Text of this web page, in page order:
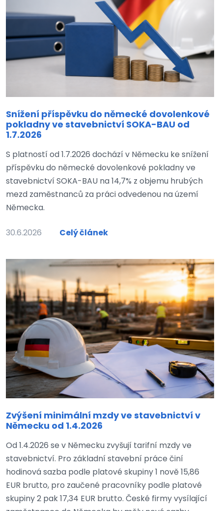
Snížení příspěvku do německé dovolenkové
pokladny ve stavebnictví SOKA-BAU od
1.7.2026
S platností od 1.7.2026 dochází v Německu ke snížení
příspěvku do německé dovolenkové pokladny ve
stavebnictví SOKA-BAU na 14,7% z objemu hrubých
mezd zaměstnanců za práci odvedenou na území
Německa.
30.6.2026 Celý článek
Zvýšení minimální mzdy ve stavebnictví v
Německu od 1.4.2026
Od 1.4.2026 se v Německu zvyšují tarifní mzdy ve
stavebnictví. Pro základní stavební práce činí
hodinová sazba podle platové skupiny 1 nově 15,86
EUR brutto, pro zaučené pracovníky podle platové
skupiny 2 pak 17,34 EUR brutto. České firmy vysílající